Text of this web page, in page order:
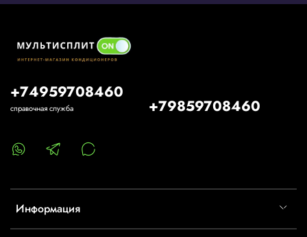
Информация
+74959708460
справочная служба +79859708460